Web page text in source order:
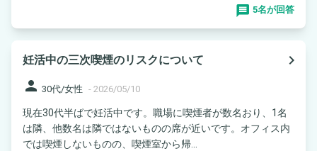
5名が回答
妊活中の三次喫煙のリスクについて
navigate_next
person 30代/女性 - 2026/05/10
現在30代半ばで妊活中です。職場に喫煙者が数名おり、1名
は隣、他数名は隣ではないものの席が近いです。オフィス内
では喫煙しないものの、喫煙室から帰...